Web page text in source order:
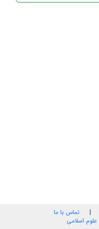
| تماس با ما
علوم اسلامی